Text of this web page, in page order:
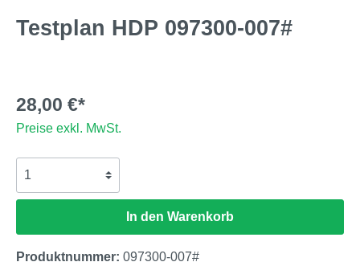
Testplan HDP 097300-007#
28,00 €*
Preise exkl. MwSt.
In den Warenkorb
Produktnummer: 097300-007#